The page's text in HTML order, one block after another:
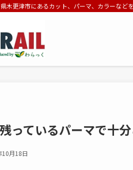
木更津市にあるカット、パーマ、カラーなど
っているパーマで十分
10月18日